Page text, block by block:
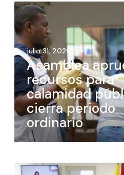
julio 31, 2026
Asamblea
recursos para
calamidad
cierra periodo
ordinario